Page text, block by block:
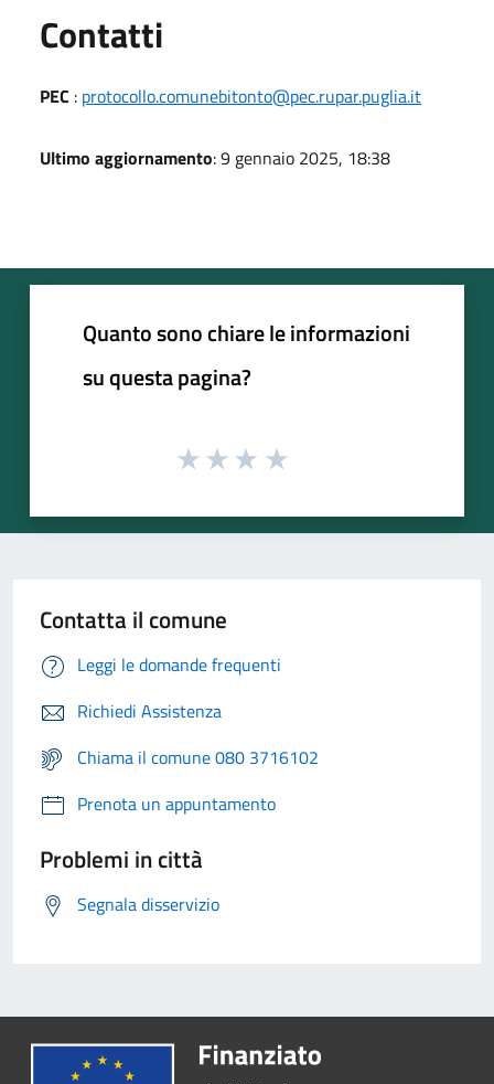
Contatti
PEC : protocollo.comunebitonto@pec.rupar.puglia.it
Ultimo aggiornamento: 9 gennaio 2025, 18:38
Quanto sono chiare le informazioni
su questa pagina?
Contatta il comune
Leggi le domande frequenti
Richiedi Assistenza
Chiama il comune 080 3716102
Prenota un appuntamento
Problemi in città
Segnala disservizio